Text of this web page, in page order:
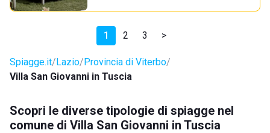
1 2 3 >
Spiagge.it Lazio Provincia di Viterbo
Villa San Giovanni in Tuscia
Scopri le diverse tipologie di spiagge nel
comune di Villa San Giovanni in Tuscia